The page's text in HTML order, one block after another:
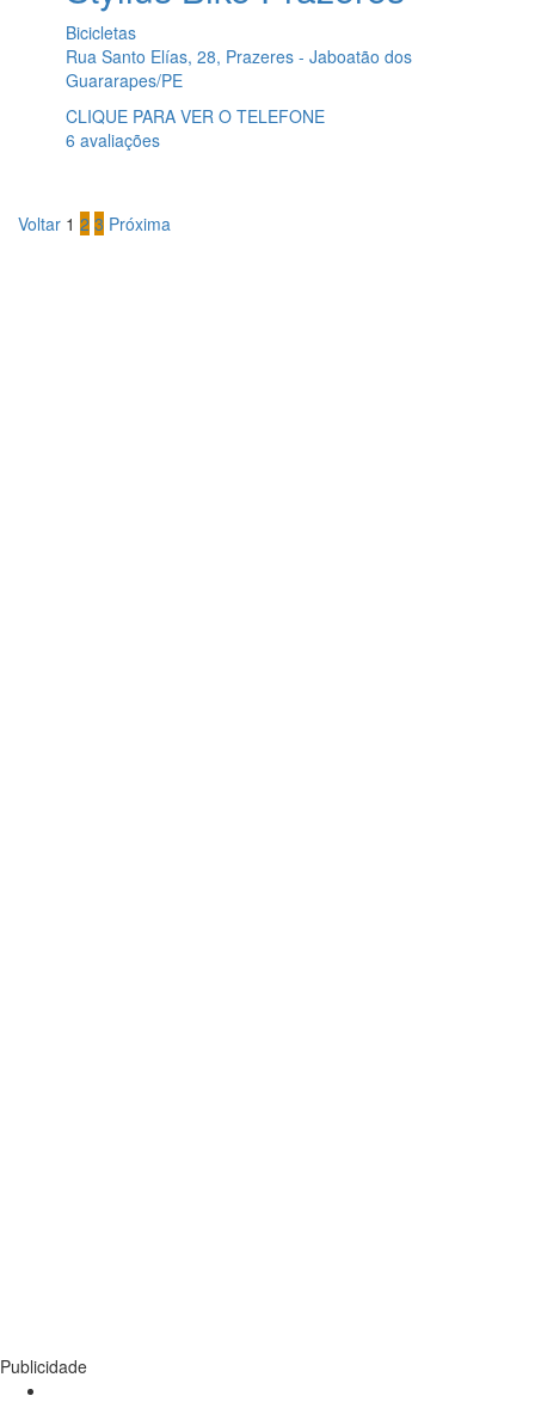
Bicicletas
Rua Santo Elías, 28, Prazeres - Jaboatão dos
Guararapes/PE
CLIQUE PARA VER O TELEFONE
6 avaliações
Voltar 1 2 3 Próxima
Publicidade